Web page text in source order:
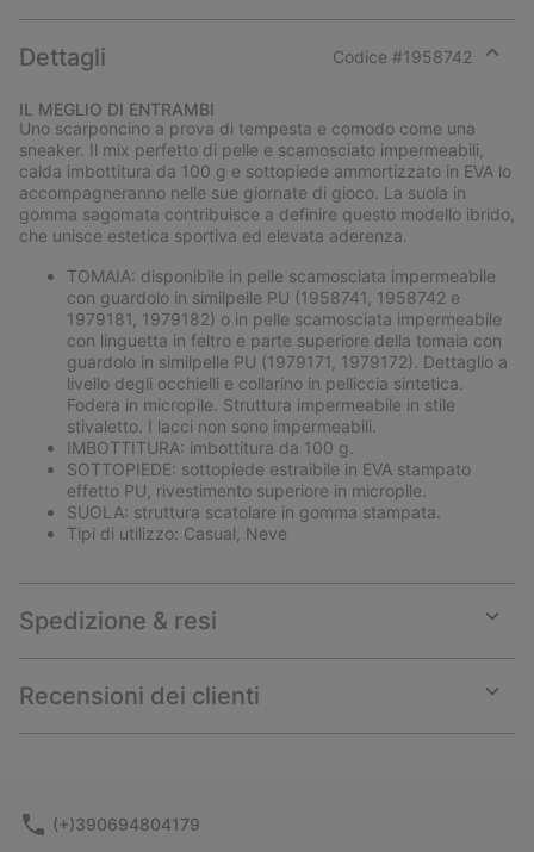
Dettagli Codice #1958742
IL MEGLIO DI ENTRAMBI
Uno scarponcino a prova di tempesta e comodo come una
sneaker. Il mix perfetto di pelle e scamosciato impermeabili,
calda imbottitura da 100 g e sottopiede ammortizzato in EVA lo
accompagneranno nelle sue giornate di gioco. La suola in
gomma sagomata contribuisce a definire questo modello ibrido,
che unisce estetica sportiva ed elevata aderenza.
TOMAIA: disponibile in pelle scamosciata impermeabile
con guardolo in similpelle PU (1958741, 1958742 e
1979181, 1979182) o in pelle scamosciata impermeabile
con linguetta in feltro e parte superiore della tomaia con
guardolo in similpelle PU (1979171, 1979172). Dettaglio a
livello degli occhielli e collarino in pelliccia sintetica.
Fodera in micropile. Struttura impermeabile in stile
stivaletto. I lacci non sono impermeabili.
IMBOTTITURA: imbottitura da 100 g.
SOTTOPIEDE: sottopiede estraibile in EVA stampato
effetto PU, rivestimento superiore in micropile.
SUOLA: struttura scatolare in gomma stampata.
Tipi di utilizzo: Casual, Neve
Spedizione & resi
or
Recensioni dei clienti
or
(+)390694804179